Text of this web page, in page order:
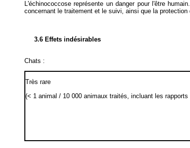
L'échinococcose représente un danger pour l'être
concernant le traitement et le suivi, ainsi que la
3.6 Effets indésirables
Chats :
Très rare
(< 1 animal / 10 000 animaux traités, incluant les rapports